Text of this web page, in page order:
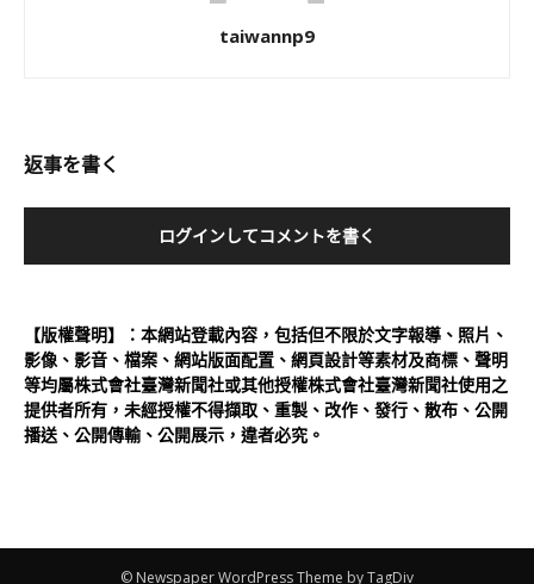
taiwannp9
返事を書く
ログインしてコメントを書く
【版權聲明】：本網站登載內容，包括但不限於文字報導、照片、
影像、影音、檔案、網站版面配置、網頁設計等素材及商標、聲明
等均屬株式會社臺灣新聞社或其他授權株式會社臺灣新聞社使用之
提供者所有，未經授權不得擷取、重製、改作、發行、散布、公開
播送、公開傳輸、公開展示，違者必究。
© Newspaper WordPress Theme by TagDiv